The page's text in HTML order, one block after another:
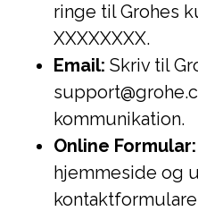
ringe til Grohes
XXXXXXXX.
Email: Skriv til
kommunikation.
Online Formular:
hjemmeside og